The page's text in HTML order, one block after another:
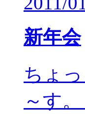
新年会
ちょ
～す